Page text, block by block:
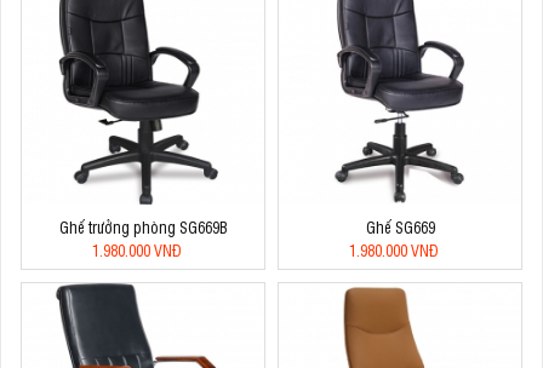
Ghế trưởng phòng SG669B
1.980.000 VNĐ
Ghế SG669
1.980.000 VNĐ